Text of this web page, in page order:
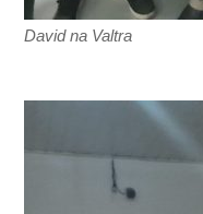
David na Valtra